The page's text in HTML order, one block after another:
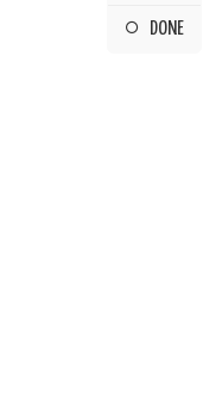
DONE